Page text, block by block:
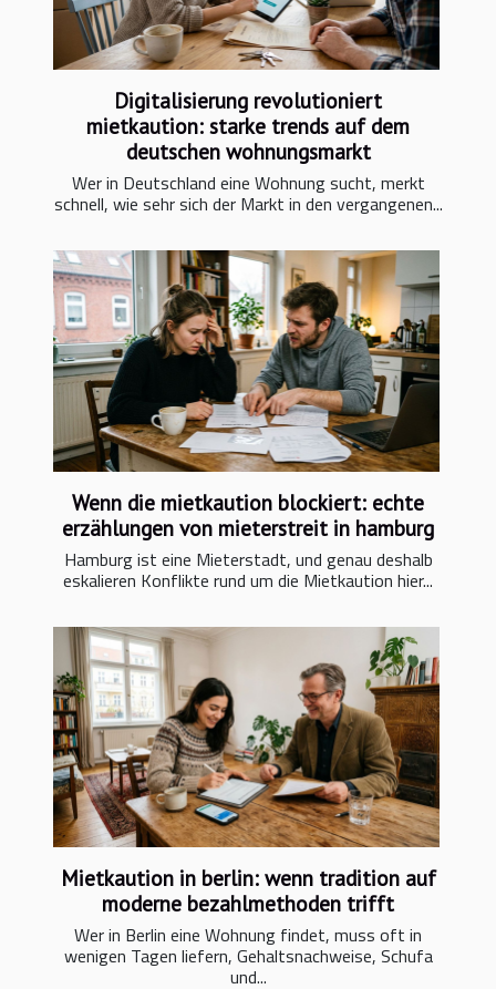
Digitalisierung revolutioniert
mietkaution: starke trends auf dem
deutschen wohnungsmarkt
Wer in Deutschland eine Wohnung sucht, merkt
schnell, wie sehr sich der Markt in den vergangenen...
Wenn die mietkaution blockiert: echte
erzählungen von mieterstreit in hamburg
Hamburg ist eine Mieterstadt, und genau deshalb
eskalieren Konflikte rund um die Mietkaution hier...
Mietkaution in berlin: wenn tradition auf
moderne bezahlmethoden trifft
Wer in Berlin eine Wohnung findet, muss oft in
wenigen Tagen liefern, Gehaltsnachweise, Schufa
und...